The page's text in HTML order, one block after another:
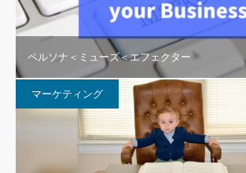
ペルソナ＜ミューズ＜エフェクター
マーケティング